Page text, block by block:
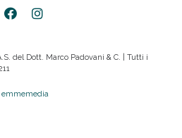
del Dott. Marco Padovani & C. | Tutti i
emmemedia